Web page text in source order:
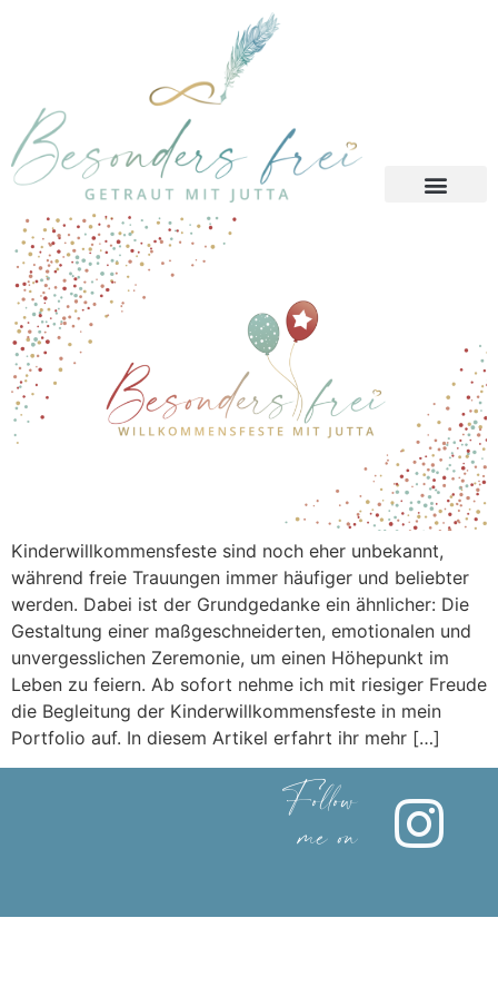
Kinderwillkommensfeste sind noch eher unbekannt,
während freie Trauungen immer häufiger und beliebter
werden. Dabei ist der Grundgedanke ein ähnlicher: Die
Gestaltung einer maßgeschneiderten, emotionalen und
unvergesslichen Zeremonie, um einen Höhepunkt im
Leben zu feiern. Ab sofort nehme ich mit riesiger Freude
die Begleitung der Kinderwillkommensfeste in mein
Portfolio auf. In diesem Artikel erfahrt ihr mehr […]
Follow
me on